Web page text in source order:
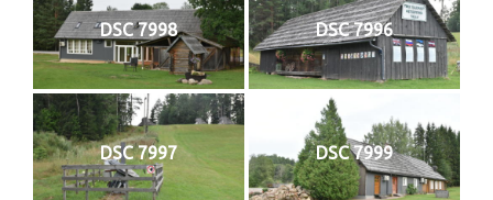
DSC 7998 DSC 7996
DSC 7997 DSC 7999